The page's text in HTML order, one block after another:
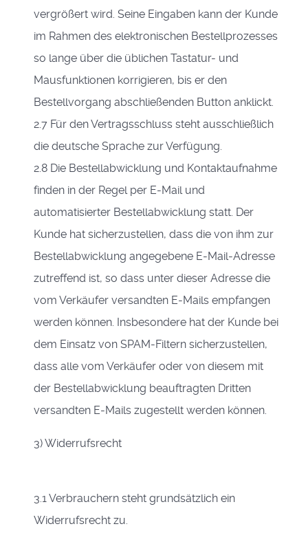
vergrößert wird. Seine Eingaben kann der Kunde
im Rahmen des elektronischen Bestellprozesses
so lange über die üblichen Tastatur- und
Mausfunktionen korrigieren, bis er den
Bestellvorgang abschließenden Button anklickt.
2.7 Für den Vertragsschluss steht ausschließlich
die deutsche Sprache zur Verfügung.
2.8 Die Bestellabwicklung und Kontaktaufnahme
finden in der Regel per E-Mail und
automatisierter Bestellabwicklung statt. Der
Kunde hat sicherzustellen, dass die von ihm zur
Bestellabwicklung angegebene E-Mail-Adresse
zutreffend ist, so dass unter dieser Adresse die
vom Verkäufer versandten E-Mails empfangen
werden können. Insbesondere hat der Kunde bei
dem Einsatz von SPAM-Filtern sicherzustellen,
dass alle vom Verkäufer oder von diesem mit
der Bestellabwicklung beauftragten Dritten
versandten E-Mails zugestellt werden können.
3) Widerrufsrecht
3.1 Verbrauchern steht grundsätzlich ein
Widerrufsrecht zu.